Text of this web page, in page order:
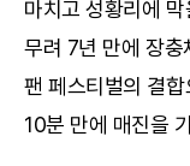
마치고 성황리에
무려 7년 만에 장충
팬 페스티벌의 결
10분 만에 매진을